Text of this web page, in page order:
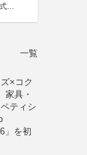
会
一覧
×コク
家具・
ティシ
」を初